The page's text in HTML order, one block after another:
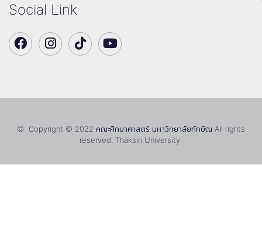
Social Link
© Copyright © 2022 คณะศึกษาศาสตร์ มหาวิทยาลัยทักษิณ All rights
reserved. Thaksin University